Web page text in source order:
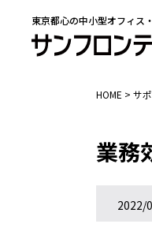
東京都心の中小型オフィス
HOME > サ
業務
2022/